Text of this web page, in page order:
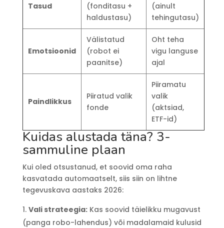
Tasud
(fonditasu +
haldustasu)
(ainult
tehingutasu)
Emotsioonid
Välistatud
(robot ei
paanitse)
Oht teha
vigu languse
ajal
Paindlikkus
Piiratud valik
fonde
Piiramatu
valik
(aktsiad,
ETF-id)
Kuidas alustada täna? 3-
sammuline plaan
Kui oled otsustanud, et soovid oma raha
kasvatada automaatselt, siis siin on lihtne
tegevuskava aastaks 2026:
Vali strateegia:Kas soovid täielikku mugavust
(panga robo-lahendus) või madalamaid kulusid